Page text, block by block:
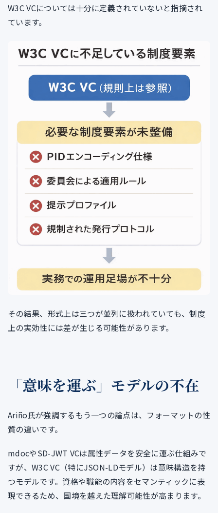
W3C VCについては十分に定義されていないと指摘され
ています。
その結果、形式上は三つが並列に扱われていても、制度
上の実効性には差が生じる可能性があります。
「意味を運ぶ」モデルの不在
Ariño氏が強調するもう一つの論点は、フォーマットの性
質の違いです。
mdocやSD-JWT VCは属性データを安全に運ぶ仕組みで
すが、W3C VC（特にJSON-LDモデル）は意味構造を持
つモデルです。資格や職能の内容をセマンティックに表
現できるため、国境を越えた理解可能性が高まります。